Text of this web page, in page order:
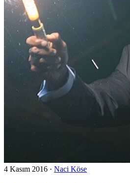
4 Kasım 2016 · Naci Köse